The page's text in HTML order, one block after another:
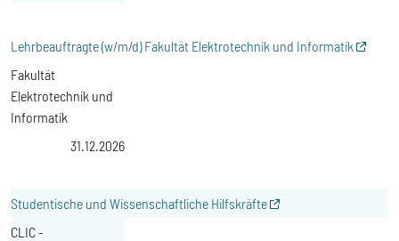
Lehrbeauftragte (w/m/d) Fakultät Elektrotechnik und Informatik
Fakultät
Elektrotechnik und
Informatik
31.12.2026
Studentische und Wissenschaftliche Hilfskräfte
CLIC -